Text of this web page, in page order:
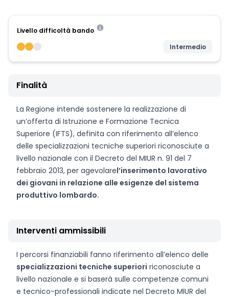
Livello difficoltà bando
Intermedio
Finalità
La Regione intende sostenere la realizzazione di
un’offerta di Istruzione e Formazione Tecnica
Superiore (IFTS), definita con riferimento all’elenco
delle specializzazioni tecniche superiori riconosciute a
livello nazionale con il Decreto del MIUR n. 91 del 7
febbraio 2013, per agevolarel’inserimento lavorativo
dei giovani in relazione alle esigenze del sistema
produttivo lombardo.
Interventi ammissibili
I percorsi finanziabili fanno riferimento all’elenco delle
specializzazioni tecniche superiori riconosciute a
livello nazionale e si baserà sulle competenze comuni
e tecnico-professionali indicate nel Decreto MIUR del